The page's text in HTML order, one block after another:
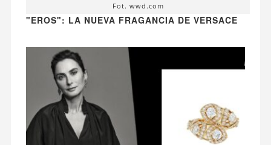
Fot. wwd.com
"EROS": LA NUEVA FRAGANCIA DE VERSACE